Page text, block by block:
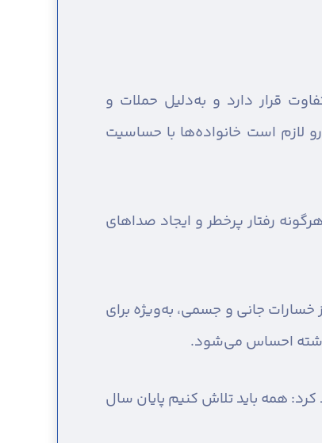
قرار دارد و به‌دلیل حملات و
لازم است خانواده‌ها با حساسیت
رفتار پرخطر و ایجاد صداهای
جانی و جسمی، به‌ویژه برای
احساس می‌شود.
کرد: همه باید تلاش کنیم پایان سال